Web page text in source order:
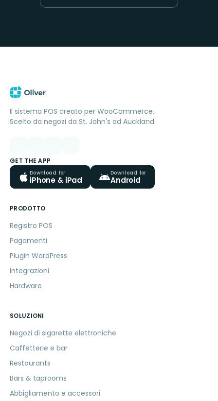
Il sistema POS creato per WooCommerce.
Scelto da negozi da St. John's ad Auckland.
GET THE APP
Download for
iPhone & iPad
Download for
Android
PRODOTTO
Registro POS
Pagamenti
Plugin WordPress
Integrazioni
Hardware
SOLUZIONI
Negozi di sigarette elettroniche
Caffetterie e bar
Restaurants
Bars & taprooms
Abbigliamento e accessori